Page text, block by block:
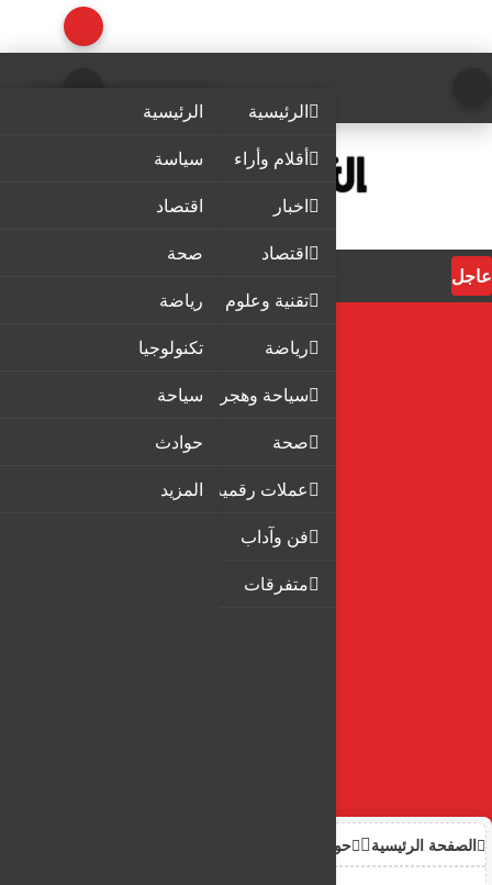
الرئيسية
أقلام وأراء
اخبار
اقتصاد
تقنية وعلوم
رياضة
سياحة وهجرة
صحة
عملات رقمية
فن وآداب
متفرقات
الرئيسية
سياسة
اقتصاد
صحة
رياضة
تكنولوجيا
سياحة
حوادث
المزيد
عاجل
الصفحة الرئيسية حوادث